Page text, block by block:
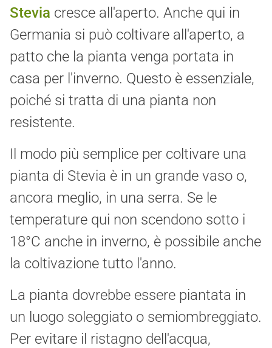
Stevia cresce all'aperto. Anche qui in
Germania si può coltivare all'aperto, a
patto che la pianta venga portata in
casa per l'inverno. Questo è essenziale,
poiché si tratta di una pianta non
resistente.
Il modo più semplice per coltivare una
pianta di Stevia è in un grande vaso o,
ancora meglio, in una serra. Se le
temperature qui non scendono sotto i
18°C anche in inverno, è possibile anche
la coltivazione tutto l'anno.
La pianta dovrebbe essere piantata in
un luogo soleggiato o semiombreggiato.
Per evitare il ristagno dell'acqua,